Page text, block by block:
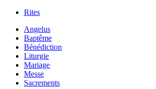
Rites
Angelus
Baptême
Bénédiction
Liturgie
Mariage
Messe
Sacrements